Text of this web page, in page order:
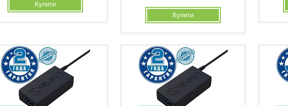
Купити
Купити